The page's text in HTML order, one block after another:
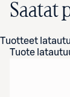
Saatat
Tuotteet
Tuote